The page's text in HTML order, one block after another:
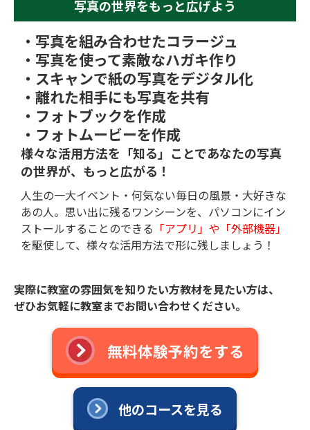
写真の世界をもっと広げよう
・写真を組み合わせたコラージュ
・写真を使って素敵なハガキ作り
・スキャンで紙の写真をデジタル化
・離れた相手にも写真を共有
・フォトブックを作成
・フォトムービーを作成
様々な活用方法を「知る」ことであなたの写真
の世界が、もっと広がる！
人生の一大イベント・何気ない毎日の風景・大好きな
あの人。思い出に残るワンシーンを、パソコンにイン
ストールすることのできる 「アプリ」や「外部機器」
を駆使して、様々な活用方法で形に残しましょう！
実際に教室の雰囲気を知りたい方教材を見たい方は、
ぜひお気軽に教室までお問い合わせください。
無料体験予約をする
他のコースを見る